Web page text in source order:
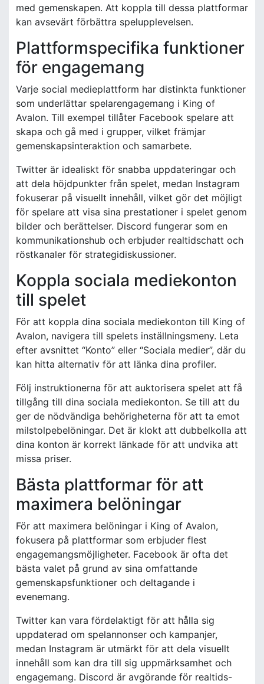
med gemenskapen. Att koppla till dessa plattformar
kan avsevärt förbättra spelupplevelsen.
Plattformspecifika funktioner
för engagemang
Varje social medieplattform har distinkta funktioner
som underlättar spelarengagemang i King of
Avalon. Till exempel tillåter Facebook spelare att
skapa och gå med i grupper, vilket främjar
gemenskapsinteraktion och samarbete.
Twitter är idealiskt för snabba uppdateringar och
att dela höjdpunkter från spelet, medan Instagram
fokuserar på visuellt innehåll, vilket gör det möjligt
för spelare att visa sina prestationer i spelet genom
bilder och berättelser. Discord fungerar som en
kommunikationshub och erbjuder realtidschatt och
röstkanaler för strategidiskussioner.
Koppla sociala mediekonton
till spelet
För att koppla dina sociala mediekonton till King of
Avalon, navigera till spelets inställningsmeny. Leta
efter avsnittet “Konto” eller “Sociala medier”, där du
kan hitta alternativ för att länka dina profiler.
Följ instruktionerna för att auktorisera spelet att få
tillgång till dina sociala mediekonton. Se till att du
ger de nödvändiga behörigheterna för att ta emot
milstolpebelöningar. Det är klokt att dubbelkolla att
dina konton är korrekt länkade för att undvika att
missa priser.
Bästa plattformar för att
maximera belöningar
För att maximera belöningar i King of Avalon,
fokusera på plattformar som erbjuder flest
engagemangsmöjligheter. Facebook är ofta det
bästa valet på grund av sina omfattande
gemenskapsfunktioner och deltagande i
evenemang.
Twitter kan vara fördelaktigt för att hålla sig
uppdaterad om spelannonser och kampanjer,
medan Instagram är utmärkt för att dela visuellt
innehåll som kan dra till sig uppmärksamhet och
engagemang. Discord är avgörande för realtids-